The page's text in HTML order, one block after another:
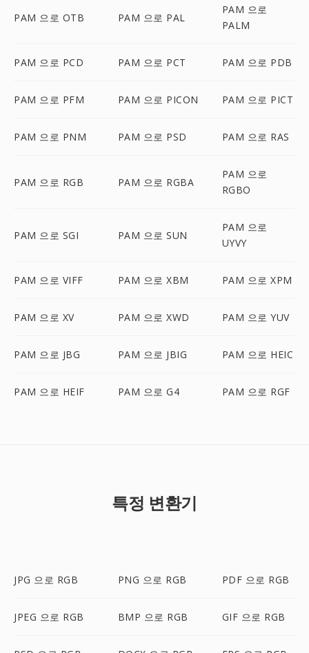
PAM 으로 OTB PAM 으로 PAL
PAM 으로
PALM
PAM 으로 PCD PAM 으로 PCT PAM 으로 PDB
PAM 으로 PFM PAM 으로 PICON PAM 으로 PICT
PAM 으로 PNM PAM 으로 PSD PAM 으로 RAS
PAM 으로 RGB PAM 으로 RGBA
PAM 으로
RGBO
PAM 으로 SGI PAM 으로 SUN
PAM 으로
UYVY
PAM 으로 VIFF PAM 으로 XBM PAM 으로 XPM
PAM 으로 XV PAM 으로 XWD PAM 으로 YUV
PAM 으로 JBG PAM 으로 JBIG PAM 으로 HEIC
PAM 으로 HEIF PAM 으로 G4 PAM 으로 RGF
특정 변환기
JPG 으로 RGB PNG 으로 RGB PDF 으로 RGB
JPEG 으로 RGB BMP 으로 RGB GIF 으로 RGB